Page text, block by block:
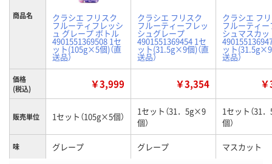
商品名 クラシエ フリスク
フルーティフレッシ
ュ グレープ ボトル
4901551369508 1セ
ット(105g×5個)（直
送品）
クラシエ フリスク
フルーティーフレッ
シュグレープ
4901551369454 1セ
ット(31.5g×9個)（直
送品）
クラシエ フ
フルーティ
シュマスカッ
ット(31.5g×9
送品）
価格
(税込)
￥3,999 ￥3,354
販売単位 1セット（105g×5個）
1セット（31．5g×9
個）
1セット（31
個）
味 グレープ グレープ マスカット